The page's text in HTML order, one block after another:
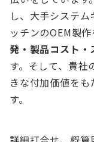
し、大手システ
ッチンのOEM製
発・製品コスト・
す。そして、貴社
きな付加価値を
す。